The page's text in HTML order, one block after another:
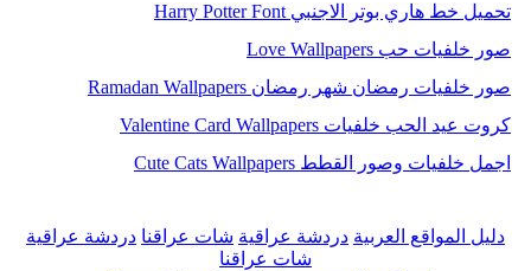
تحميل خط هاري بوتر الاجنبي Harry Potter Font
صور خلفيات حب Love Wallpapers
صور خلفيات رمضان شهر رمضان Ramadan Wallpapers
كروت عيد الحب خلفيات Valentine Card Wallpapers
اجمل خلفيات وصور القطط Cute Cats Wallpapers
دليل المواقع العربية دردشة عراقية شات عراقنا دردشة عراقية
شات عراقنا